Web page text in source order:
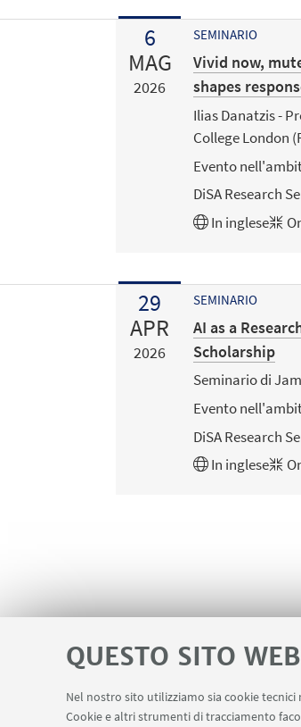
QUESTO SITO
Nel nostro sito utilizziamo sia cookie
Cookie e altri strumenti di tracciamento
6
MAG
2026
SEMINARIO
Vivid now,
shapes
Ilias Danatzis -
College London
Evento
DiSA Research
In inglese
29
APR
2026
SEMINARIO
AI as a
Scholarship
Seminario di
Evento
DiSA Research
In inglese
LINK UTILI Area riservata Contatti